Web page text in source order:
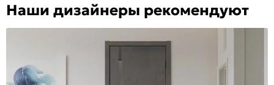
Наши дизайнеры рекомендуют